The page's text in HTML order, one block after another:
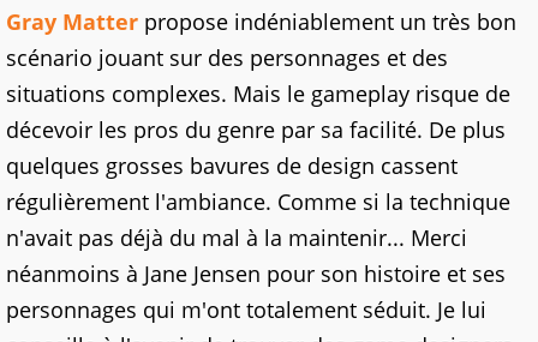
Gray Matter propose indéniablement un très bon
scénario jouant sur des personnages et des
situations complexes. Mais le gameplay risque de
décevoir les pros du genre par sa facilité. De plus
quelques grosses bavures de design cassent
régulièrement l'ambiance. Comme si la technique
n'avait pas déjà du mal à la maintenir... Merci
néanmoins à Jane Jensen pour son histoire et ses
personnages qui m'ont totalement séduit. Je lui